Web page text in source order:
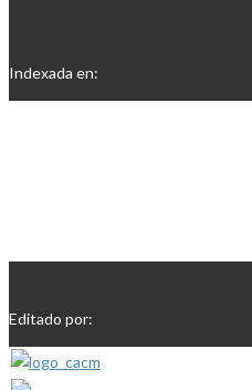
Indexada en:
Editado por: